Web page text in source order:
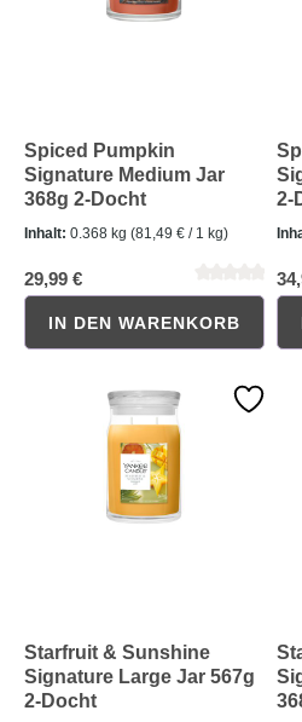
Spiced Pumpkin
Signature Medium Jar
368g 2-Docht
Inhalt: 0.368 kg (81,49 € / 1 kg)
29,99 €
IN DEN WARENKORB
2-
Starfruit & Sunshine
Signature Large Jar 567g
2-Docht